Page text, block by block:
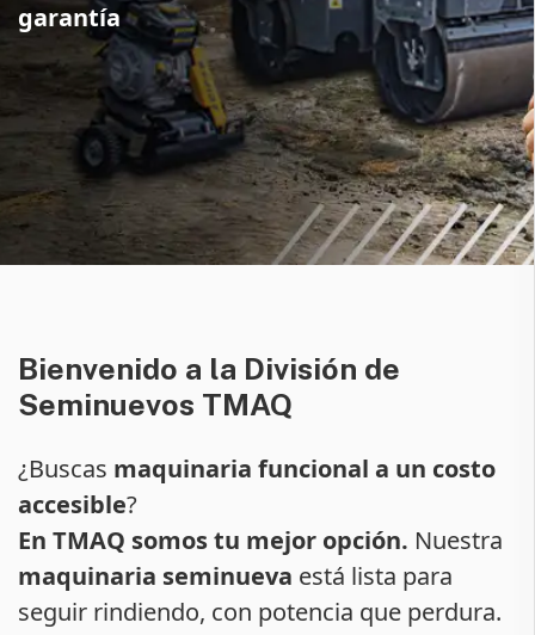
garantía
Bienvenido a la División de
Seminuevos TMAQ
¿Buscas maquinaria funcional a un costo
accesible?
En TMAQ somos tu mejor opción. Nuestra
maquinaria seminueva está lista para
seguir rindiendo, con potencia que perdura.